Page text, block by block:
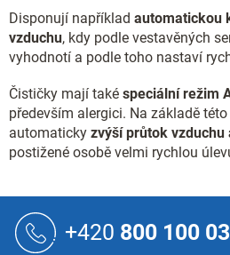
Disponují například automatickou
vzduchu, kdy podle vestavěných
vyhodnotí a podle toho nastaví
Čističky mají také speciální režim
především alergici. Na základě
automaticky zvýší průtok vzduchu
postižené osobě velmi rychlou
+420 800 100